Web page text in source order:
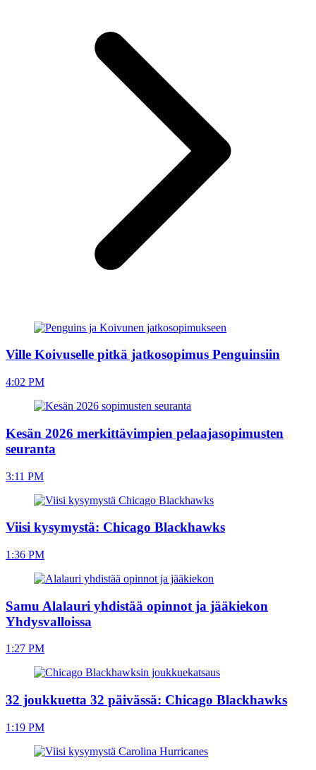
Ville Koivuselle pitkä jatkosopimus Penguinsiin
4:02 PM
Kesän 2026 merkittävimpien pelaajasopimusten
seuranta
3:11 PM
Viisi kysymystä: Chicago Blackhawks
1:36 PM
Samu Alalauri yhdistää opinnot ja jääkiekon
Yhdysvalloissa
1:27 PM
32 joukkuetta 32 päivässä: Chicago Blackhawks
1:19 PM